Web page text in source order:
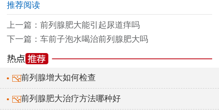
推荐阅读
上一篇： 前列腺肥大能引起尿道痒吗
下一篇： 车前子泡水喝治前列腺肥大吗
前列腺增大如何检查
前列腺肥大治疗方法哪种好